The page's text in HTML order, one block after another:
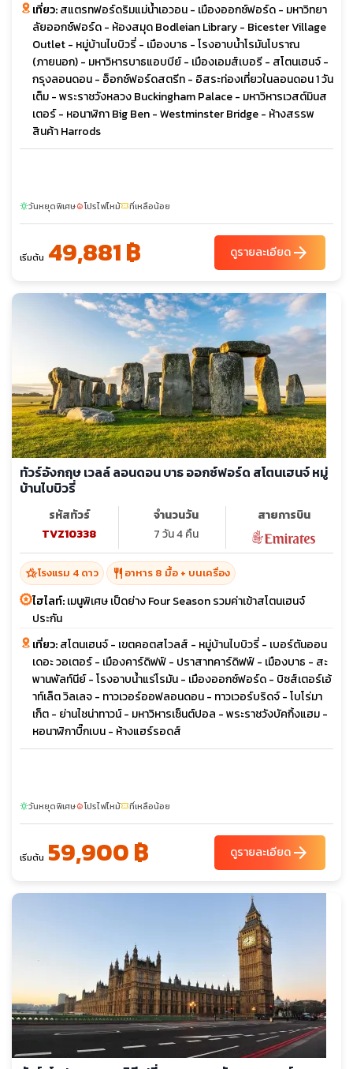
เที่ยว:สแตรทฟอร์ดริมแม่น้ำเอวอน - เมืองออกซ์ฟอร์ด - มหาวิทยา
ลัยออกซ์ฟอร์ด - ห้องสมุด Bodleian Library - Bicester Village
Outlet - หมู่บ้านไบบิวรี่ - เมืองบาธ - โรงอาบน้ำโรมันโบราณ
(ภายนอก) - มหาวิหารบาธแอบบีย์ - เมืองเอมส์เบอรี - สโตนเฮนจ์ -
กรุงลอนดอน - อ็อกซ์ฟอร์ดสตรีท - อิสระท่องเที่ยวในลอนดอน 1 วัน
เต็ม - พระราชวังหลวง Buckingham Palace - มหาวิหารเวสต์มินส
เตอร์ - หอนาฬิกา Big Ben - Westminster Bridge - ห้างสรรพ
สินค้า Harrods
sunnyวันหยุดพิเศษlocal_fire_departmentโปรไฟไหม้confirmation_numberที่เหลือน้อย
เริ่มต้น 49,881 ฿ ดูรายละเอียดarrow_forward
ทัวร์อังกฤษ เวลล์ ลอนดอน บาธ ออกซ์ฟอร์ด สโตนเฮนจ์ หมู่
บ้านไบบิวรี่
รหัสทัวร์
TVZ10338
จำนวนวัน
7 วัน 4 คืน
สายการบิน
hotel_classโรงแรม 4 ดาว restaurant อาหาร 8 มื้อ + บนเครื่อง
ไฮไลท์:เมนูพิเศษ เป็ดย่าง Four Season รวมค่าเข้าสโตนเฮนจ์
ประกัน
เที่ยว:สโตนเฮนจ์ - เขตคอตสโวลส์ - หมู่บ้านไบบิวรี่ - เบอร์ตันออน
เดอะ วอเตอร์ - เมืองคาร์ดิฟฟ์ - ปราสาทคาร์ดิฟฟ์ - เมืองบาธ - สะ
พานพัลท์นีย์ - โรงอาบน้ำแร่โรมัน - เมืองออกซ์ฟอร์ด - บิซส์เตอร์เอ้
าท์เล็ต วิลเลจ - ทาวเวอร์ออฟลอนดอน - ทาวเวอร์บริดจ์ - โบโร่มา
เก็ต - ย่านไชน่าทาวน์ - มหาวิหารเซ็นต์ปอล - พระราชวังบัคกิ้งแฮม -
หอนาฬิกาบิ๊กเบน - ห้างแฮร์รอดส์
sunnyวันหยุดพิเศษlocal_fire_departmentโปรไฟไหม้confirmation_numberที่เหลือน้อย
เริ่มต้น 59,900 ฿ ดูรายละเอียดarrow_forward